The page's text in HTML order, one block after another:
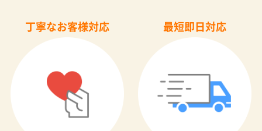
丁寧なお客様対応 最短即日対応